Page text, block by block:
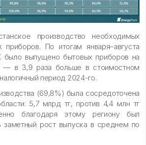
производство необходимых
По итогам января–августа
было выпущено бытовых приборов на
в 3,9 раза больше в стоимостном
период 2024-го.
(69,8%) была сосредоточена
5,7 млрд тг, против 4,4 млн тг
благодаря этому региону был
заметный рост выпуска в среднем по